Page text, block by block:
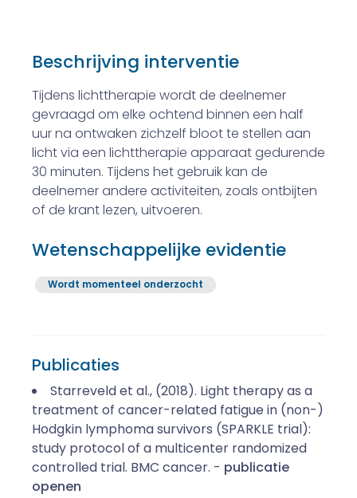
Beschrijving interventie
Tijdens lichttherapie wordt de deelnemer
gevraagd om elke ochtend binnen een half
uur na ontwaken zichzelf bloot te stellen aan
licht via een lichttherapie apparaat gedurende
30 minuten. Tijdens het gebruik kan de
deelnemer andere activiteiten, zoals ontbijten
of de krant lezen, uitvoeren.
Wetenschappelijke evidentie
Wordt momenteel onderzocht
Publicaties
Starreveld et al., (2018). Light therapy as a
treatment of cancer-related fatigue in (non-)
Hodgkin lymphoma survivors (SPARKLE trial):
study protocol of a multicenter randomized
controlled trial. BMC cancer. - publicatie
openen